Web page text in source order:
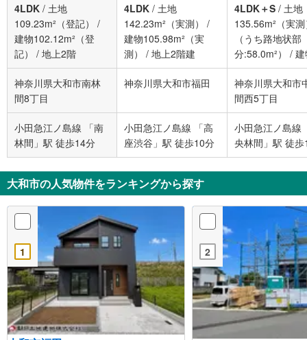
4LDK / 土地
109.23m²（登記）
/
建物102.12m²（登
記）
/ 地上2階
4LDK / 土地
142.23m²（実測）
/
建物105.98m²（実
測）
/ 地上2階建
4LDK＋S / 土地
135.56m²（実
（うち路地状部
分:58.0m²）
/
99.36m²（実測
上2階建
神奈川県大和市南林
間8丁目
神奈川県大和市福田
神奈川県大和市
間西5丁目
小田急江ノ島線 「南
林間」駅 徒歩14分
小田急江ノ島線 「高
座渋谷」駅 徒歩10分
小田急江ノ島線
央林間」駅 徒
大和市の人気物件をランキングから探す
1 2